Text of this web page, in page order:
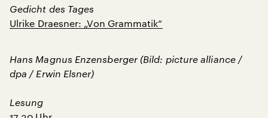
Gedicht des Tages
Ulrike Draesner: „Von Grammatik“
Hans Magnus Enzensberger (Bild: picture alliance /
dpa / Erwin Elsner)
Lesung